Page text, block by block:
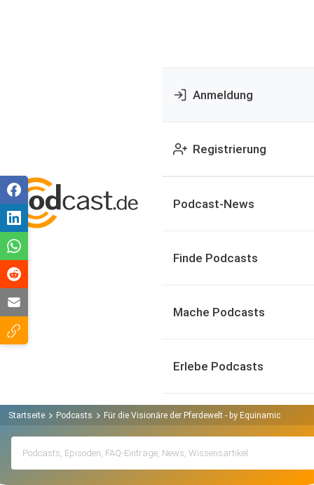
Anmeldung
Registrierung
Podcast-News
Finde Podcasts
Mache Podcasts
Erlebe Podcasts
Startseite Podcasts Für die Visionäre der Pferdewelt - by Equinamic Podcast